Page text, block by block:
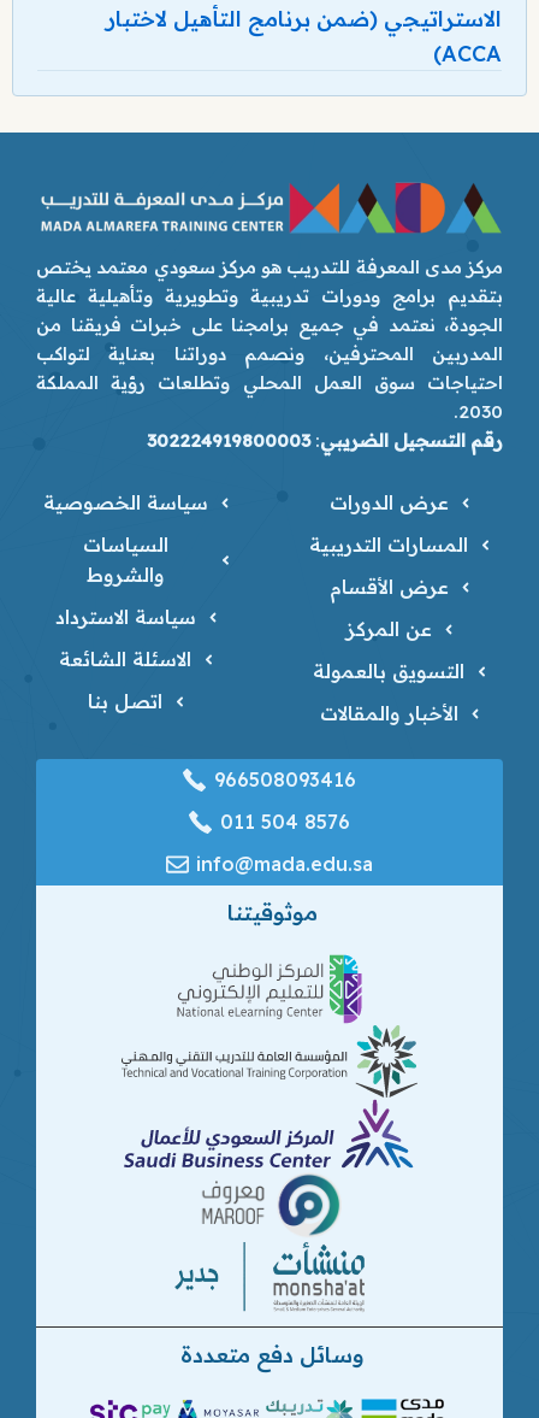
الاستراتيجي (ضمن برنامج التأهيل لاختبار
ACCA)
مركز مدى المعرفة للتدريب هو مركز سعودي معتمد يختص
بتقديم برامج ودورات تدريبية وتطويرية وتأهيلية عالية
الجودة، نعتمد في جميع برامجنا على خبرات فريقنا من
المدربين المحترفين، ونصمم دوراتنا بعناية لتواكب
احتياجات سوق العمل المحلي وتطلعات رؤية المملكة
2030.
رقم التسجيل الضريبي:
302224919800003
عرض الدورات
المسارات التدريبية
عرض الأقسام
عن المركز
التسويق بالعمولة
الأخبار والمقالات
سياسة الخصوصية
السياسات
والشروط
سياسة الاسترداد
الاسئلة الشائعة
اتصل بنا
966508093416
‎011 504 8576
info@mada.edu.sa
موثوقيتنا
وسائل دفع متعددة